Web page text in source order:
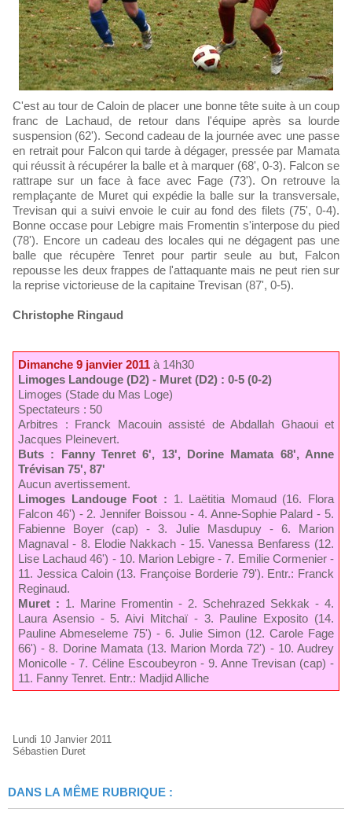
C'est au tour de Caloin de placer une bonne tête suite à un coup
franc de Lachaud, de retour dans l'équipe après sa lourde
suspension (62'). Second cadeau de la journée avec une passe
en retrait pour Falcon qui tarde à dégager, pressée par Mamata
qui réussit à récupérer la balle et à marquer (68', 0-3). Falcon se
rattrape sur un face à face avec Fage (73'). On retrouve la
remplaçante de Muret qui expédie la balle sur la transversale,
Trevisan qui a suivi envoie le cuir au fond des filets (75', 0-4).
Bonne occase pour Lebigre mais Fromentin s'interpose du pied
(78'). Encore un cadeau des locales qui ne dégagent pas une
balle que récupère Tenret pour partir seule au but, Falcon
repousse les deux frappes de l'attaquante mais ne peut rien sur
la reprise victorieuse de la capitaine Trevisan (87', 0-5).
Christophe Ringaud
Dimanche 9 janvier 2011 à 14h30
Limoges Landouge (D2) - Muret (D2) : 0-5 (0-2)
Limoges (Stade du Mas Loge)
Spectateurs : 50
Arbitres : Franck Macouin assisté de Abdallah Ghaoui et
Jacques Pleinevert.
Buts : Fanny Tenret 6', 13', Dorine Mamata 68', Anne
Trévisan 75', 87'
Aucun avertissement.
Limoges Landouge Foot : 1. Laëtitia Momaud (16. Flora
Falcon 46') - 2. Jennifer Boissou - 4. Anne-Sophie Palard - 5.
Fabienne Boyer (cap) - 3. Julie Masdupuy - 6. Marion
Magnaval - 8. Elodie Nakkach - 15. Vanessa Benfaress (12.
Lise Lachaud 46') - 10. Marion Lebigre - 7. Emilie Cormenier -
11. Jessica Caloin (13. Françoise Borderie 79'). Entr.: Franck
Reginaud.
Muret : 1. Marine Fromentin - 2. Schehrazed Sekkak - 4.
Laura Asensio - 5. Aivi Mitchaï - 3. Pauline Exposito (14.
Pauline Abmeseleme 75') - 6. Julie Simon (12. Carole Fage
66') - 8. Dorine Mamata (13. Marion Morda 72') - 10. Audrey
Monicolle - 7. Céline Escoubeyron - 9. Anne Trevisan (cap) -
11. Fanny Tenret. Entr.: Madjid Alliche
Lundi 10 Janvier 2011
Sébastien Duret
DANS LA MÊME RUBRIQUE :